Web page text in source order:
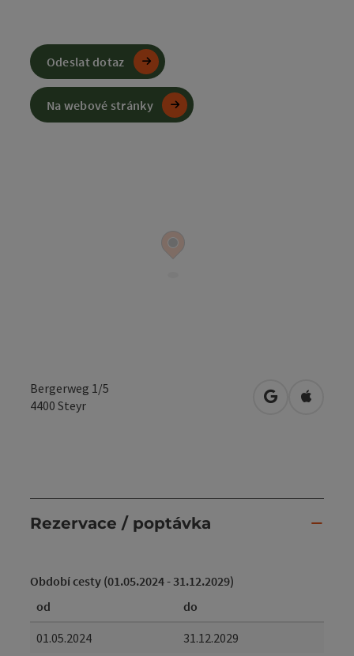
Bergerweg 1/5
4400 Steyr Otevřít vOtevřít
Rezervace / poptávka
Období cesty (01.05.2024 - 31.12.2029)
od
do
01.05.2024
31.12.2029
Odeslat dotaz
Na webové stránky